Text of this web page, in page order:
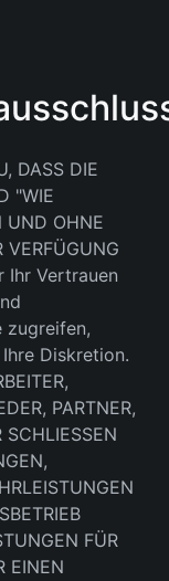
DASS DIE
"WIE
UND OHNE
VERFÜGUNG
Ihr Vertrauen
zugreifen,
Diskretion.
PARTNER,
SCHLIESSEN
FÜR
EINEN